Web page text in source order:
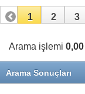
1 2 3
Arama işlemi 0,00
Arama Sonuçları